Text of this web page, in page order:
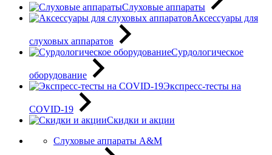
Слуховые аппараты
Аксессуары для
слуховых аппаратов
Сурдологическое
оборудование
Экспресс-тесты на
COVID-19
Скидки и акции
Слуховые аппараты A&M